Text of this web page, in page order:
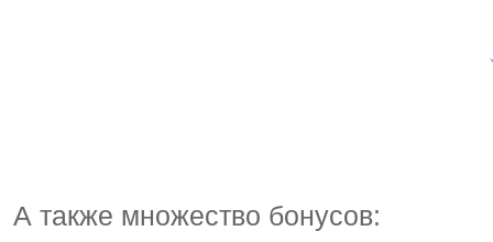
А также множество бонусов: